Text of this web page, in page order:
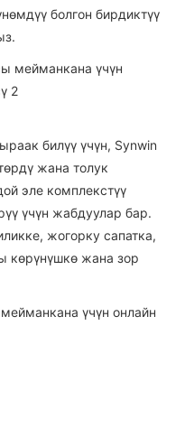
болгон бирдиктүү
билүү үчүн, Synwin
жана толук
эле комплекстүү
үчүн жабдуулар бар.
жогорку сапатка,
көрүнүшкө жана зор